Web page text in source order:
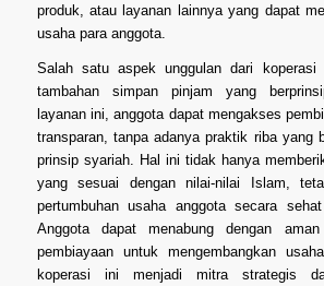
produk, atau layanan lainnya yang dapat
usaha para anggota.
Salah satu aspek unggulan dari koperasi
tambahan simpan pinjam yang
layanan ini, anggota dapat mengakses
transparan, tanpa adanya praktik riba yang
prinsip syariah. Hal ini tidak hanya
yang sesuai dengan nilai-nilai Islam,
pertumbuhan usaha anggota secara
Anggota dapat menabung dengan
pembiayaan untuk mengembangkan
koperasi ini menjadi mitra strategis